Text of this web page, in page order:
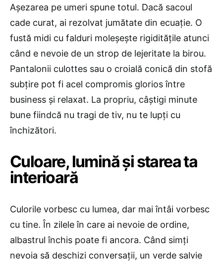
Așezarea pe umeri spune totul. Dacă sacoul
cade curat, ai rezolvat jumătate din ecuație. O
fustă midi cu falduri moleșește rigiditățile atunci
când e nevoie de un strop de lejeritate la birou.
Pantalonii culottes sau o croială conică din stofă
subțire pot fi acel compromis glorios între
business și relaxat. La propriu, câștigi minute
bune fiindcă nu tragi de tiv, nu te lupți cu
închizători.
Culoare, lumină și starea ta
interioară
Culorile vorbesc cu lumea, dar mai întâi vorbesc
cu tine. În zilele în care ai nevoie de ordine,
albastrul închis poate fi ancora. Când simți
nevoia să deschizi conversații, un verde salvie